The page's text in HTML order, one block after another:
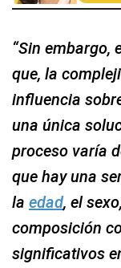
“Sin embargo,
que, la
influencia
una única
proceso varía
que hay una
la edad, el
composición
significativos